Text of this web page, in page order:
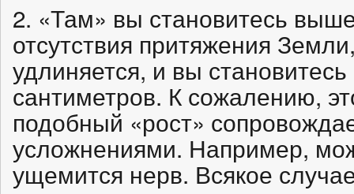
2. «Там» вы становитесь
отсутствия притяжения
удлиняется, и вы
сантиметров. К сожалению,
подобный «рост»
усложнениями. Например,
ущемится нерв. Всякое